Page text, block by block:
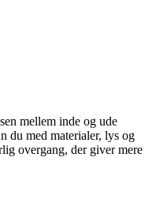
mellem inde og ude
du med materialer, lys og
overgang, der giver mere